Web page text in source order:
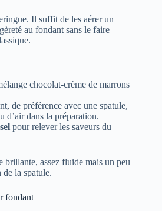
Il suffit de les aérer un
au fondant sans le faire
chocolat-crème de marrons
de préférence avec une spatule,
d’air dans la préparation.
pour relever les saveurs du
brillante, assez fluide mais un peu
de la spatule.
fondant